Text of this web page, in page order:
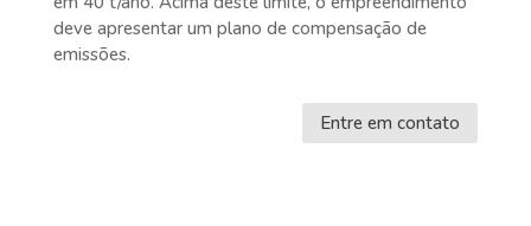
deve apresentar um plano de compensação de
emissões.
Entre em contato